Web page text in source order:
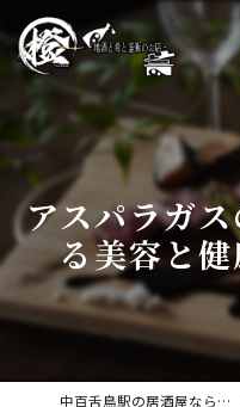
アスパラガ
る美容と
中百舌鳥駅の居酒屋なら橙daidaii-地酒と肴と釜飯のお店